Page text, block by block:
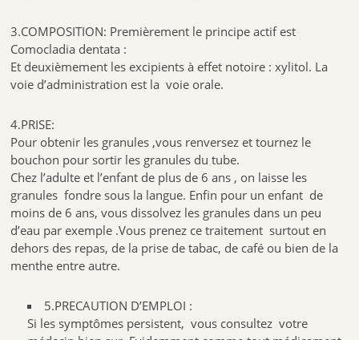
3.COMPOSITION: Premièrement le principe actif est
Comocladia dentata :
Et deuxièmement les excipients à effet notoire : xylitol. La
voie d’administration est la voie orale.
4.PRISE:
Pour obtenir les granules ,vous renversez et tournez le
bouchon pour sortir les granules du tube.
Chez l’adulte et l’enfant de plus de 6 ans , on laisse les
granules fondre sous la langue. Enfin pour un enfant de
moins de 6 ans, vous dissolvez les granules dans un peu
d’eau par exemple .Vous prenez ce traitement surtout en
dehors des repas, de la prise de tabac, de café ou bien de la
menthe entre autre.
5.PRECAUTION D’EMPLOI :
Si les symptômes persistent, vous consultez votre